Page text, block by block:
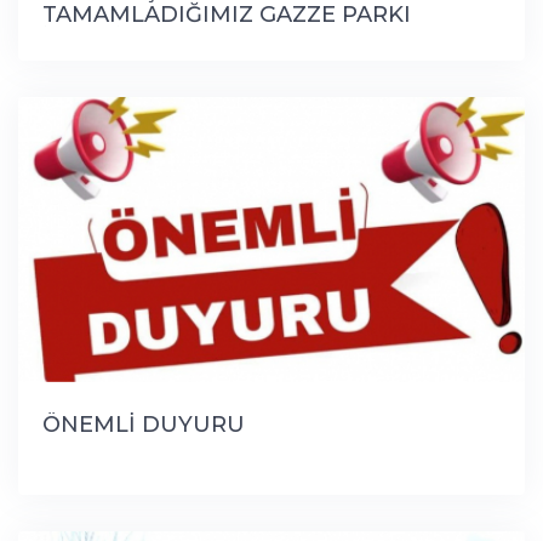
TAMAMLADIĞIMIZ GAZZE PARKI
ÖNEMLİ DUYURU